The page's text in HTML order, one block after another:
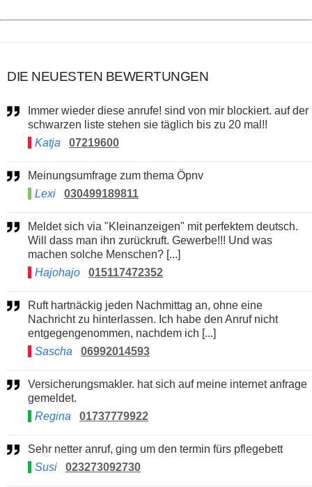
DIE NEUESTEN BEWERTUNGEN
schwarzen liste stehen sie täglich bis zu 20 mal!!
Katja
07219600
Meinungsumfrage zum thema Öpnv
Lexi
030499189811
Meldet sich via "Kleinanzeigen" mit perfektem deutsch.
Will dass man ihn zurückruft. Gewerbe!!! Und was
machen solche Menschen? [...]
Hajohajo
015117472352
Ruft hartnäckig jeden Nachmittag an, ohne eine
Nachricht zu hinterlassen. Ich habe den Anruf nicht
entgegengenommen, nachdem ich [...]
Sascha
06992014593
Versicherungsmakler. hat sich auf meine internet anfrage
gemeldet.
Regina
01737779922
Sehr netter anruf, ging um den termin fürs pflegebett
Susi
023273092730